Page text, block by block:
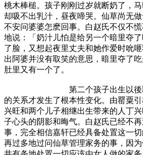
桃木棒槌。孩子刚刚过岁就断奶了，
却吸不出乳汁，昼夜啼哭。仙草尚无
不安问婆婆怎麽回事。白赵氏不仅不
地说：「奶汁儿怕是给另一个暗里夺
了脸，又想起夜里丈夫和她作爱时吮
出阿婆并没有取笑的意思，暗里夺了
肚里又有一个了。
第二个孩子出生以後取名
的关系才发生了根本性变化。由罂粟
兴旺和两个儿子相继出生带来的人丁
子心头的阴影和晦气。白赵氏已经不
事，完全相信嘉轩已经具备处置这一
再过多地过问仙草管理家务的事，因